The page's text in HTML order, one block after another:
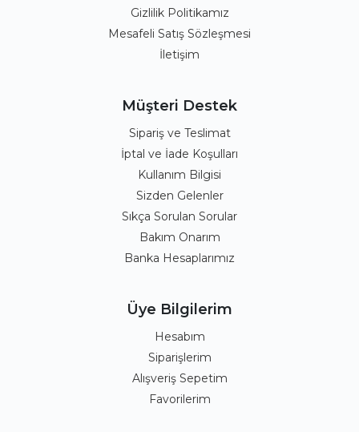
Gizlilik Politikamız
Mesafeli Satış Sözleşmesi
İletişim
Müşteri Destek
Sipariş ve Teslimat
İptal ve İade Koşulları
Kullanım Bilgisi
Sizden Gelenler
Sıkça Sorulan Sorular
Bakım Onarım
Banka Hesaplarımız
Üye Bilgilerim
Hesabım
Siparişlerim
Alışveriş Sepetim
Favorilerim